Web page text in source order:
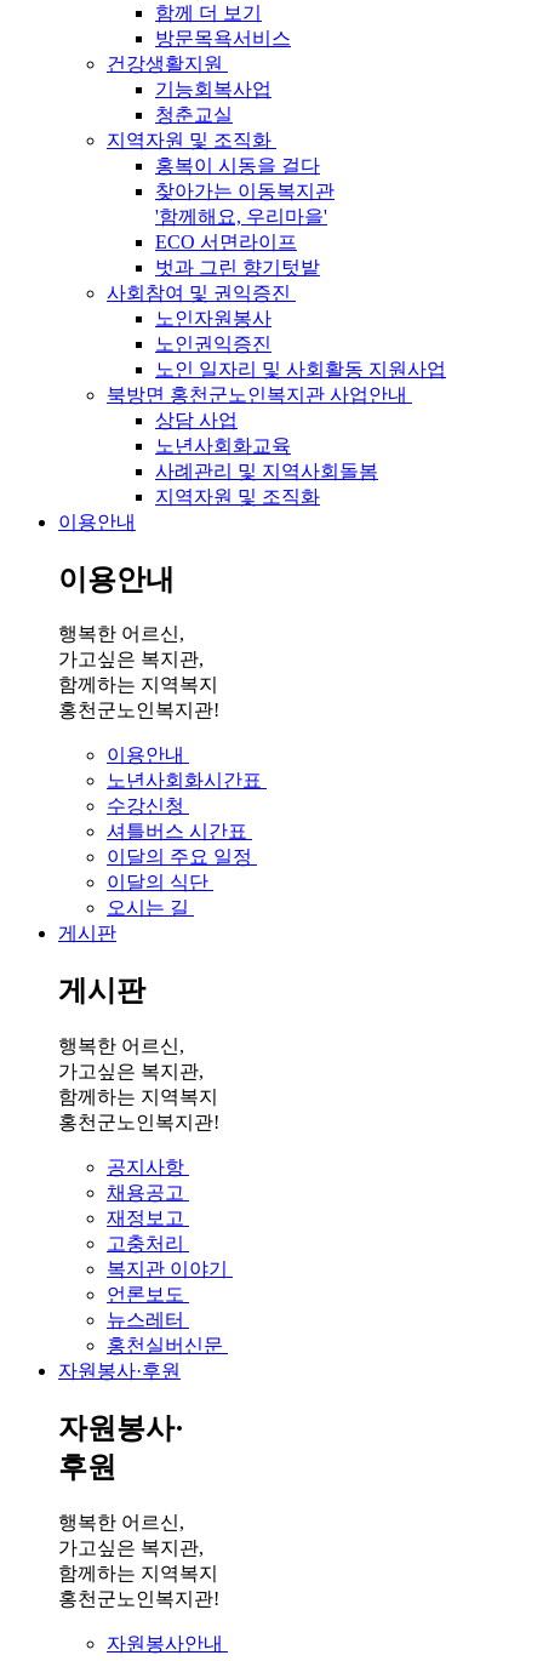
함께 더 보기
방문목욕서비스
건강생활지원
기능회복사업
청춘교실
지역자원 및 조직화
홍복이 시동을 걸다
찾아가는 이동복지관
'함께해요, 우리마을'
ECO 서면라이프
벗과 그린 향기텃밭
사회참여 및 권익증진
노인자원봉사
노인권익증진
노인 일자리 및 사회활동 지원사업
북방면 홍천군노인복지관 사업안내
상담 사업
노년사회화교육
사례관리 및 지역사회돌봄
지역자원 및 조직화
이용안내
이용안내
행복한 어르신,
가고싶은 복지관,
함께하는 지역복지
홍천군노인복지관!
이용안내
노년사회화시간표
수강신청
셔틀버스 시간표
이달의 주요 일정
이달의 식단
오시는 길
게시판
게시판
행복한 어르신,
가고싶은 복지관,
함께하는 지역복지
홍천군노인복지관!
공지사항
채용공고
재정보고
고충처리
복지관 이야기
언론보도
뉴스레터
홍천실버신문
자원봉사·후원
자원봉사·
후원
행복한 어르신,
가고싶은 복지관,
함께하는 지역복지
홍천군노인복지관!
자원봉사안내